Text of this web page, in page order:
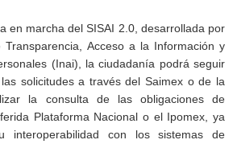
en marcha del SISAI 2.0, desarrollada por
Acceso a la Información y
(Inai), la ciudadanía podrá seguir
solicitudes a través del Saimex o de la
la consulta de las obligaciones de
Plataforma Nacional o el Ipomex, ya
interoperabilidad con los sistemas de